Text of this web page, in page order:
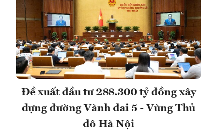
Đề xuất đầu tư 288.300 tỷ đồng xây
dựng đường Vành đai 5 - Vùng Thủ
đô Hà Nội